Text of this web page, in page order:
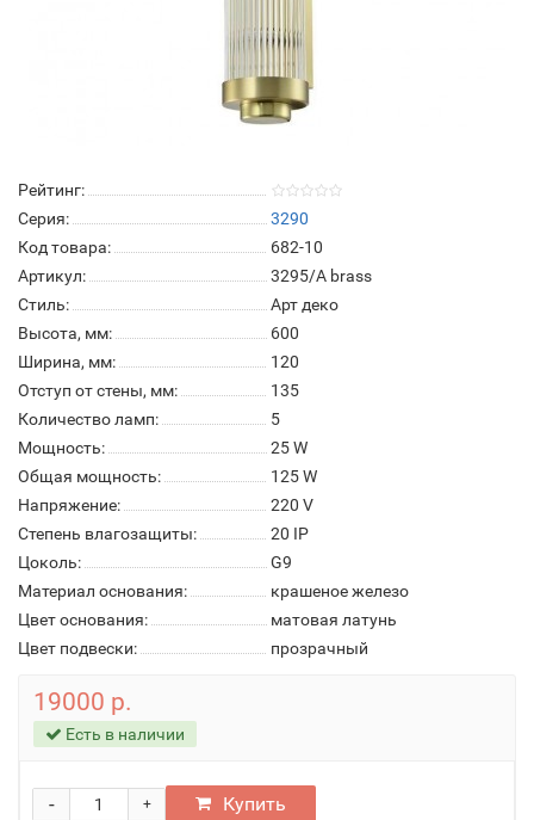
Рейтинг:
Серия:
3290
Код товара:
682-10
Артикул:
3295/A brass
Стиль:
Арт деко
Высота, мм:
600
Ширина, мм:
120
Отступ от стены, мм:
135
Количество ламп:
5
Мощность:
25 W
Общая мощность:
125 W
Напряжение:
220 V
Степень влагозащиты:
20 IP
Цоколь:
G9
Материал основания:
крашеное железо
Цвет основания:
матовая латунь
Цвет подвески:
прозрачный
19000 р.
Есть в наличии
+
- Купить